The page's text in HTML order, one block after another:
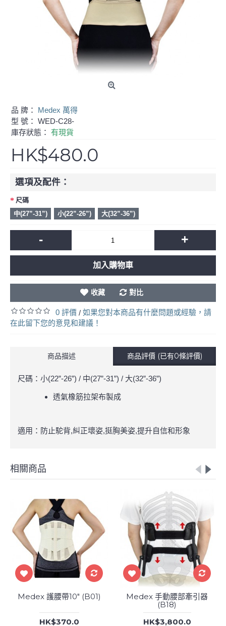
品 牌： Medex 萬得
型 號： WED-C28-
庫存狀態： 有現貨
HK$480.0
選項及配件：
尺碼
中(27”-31”)
小(22”-26”) 大(32”-36”)
- +
加入購物車
收藏 對比
0 評價 / 如果您對本商品有什麼問題或經驗，請
在此留下您的意見和建議！
商品描述 商品評價 (已有0條評價)
尺碼：小(22”-26”) / 中(27”-31”) / 大(32”-36”)
透氣橡筋拉架布製成
適用：防止駝背,糾正壞姿,挺胸美姿,提升自信和形象
相關商品
Medex 護腰帶10" (B01)
HK$370.0
Medex 手動腰部牽引器
(B18)
HK$3,800.0